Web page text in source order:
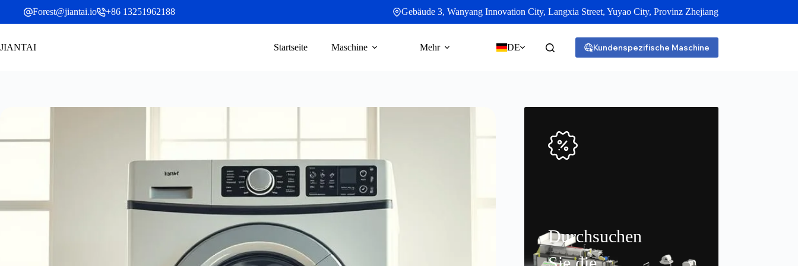
springen
Forest@jiantai.io +86 13251962188 Gebäude 3, Wanyang Innovation City, Langxia Street, Yuyao City, Provinz Zhejiang
JIANTAI Startseite Maschine Mehr DE Kundenspezifische Maschine
Durchsuchen